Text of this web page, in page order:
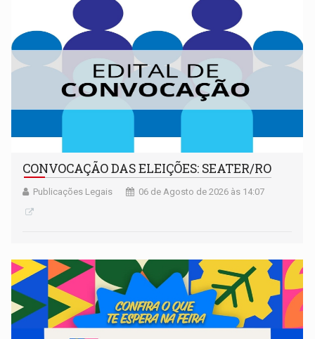
CONVOCAÇÃO DAS ELEIÇÕES: SEATER/RO
Publicações Legais 06 de Agosto de 2026 às 14:07